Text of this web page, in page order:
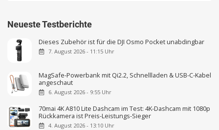
Neueste Testberichte
Dieses Zubehör ist für die DJI Osmo Pocket unabdingbar
7. August 2026 - 11:15 Uhr
MagSafe-Powerbank mit Qi2.2, Schnellladen & USB-C-Kabel
angeschaut
6. August 2026 - 9:55 Uhr
70mai 4K A810 Lite Dashcam im Test: 4K-Dashcam mit 1080p
Rückkamera ist Preis-Leistungs-Sieger
4. August 2026 - 13:10 Uhr